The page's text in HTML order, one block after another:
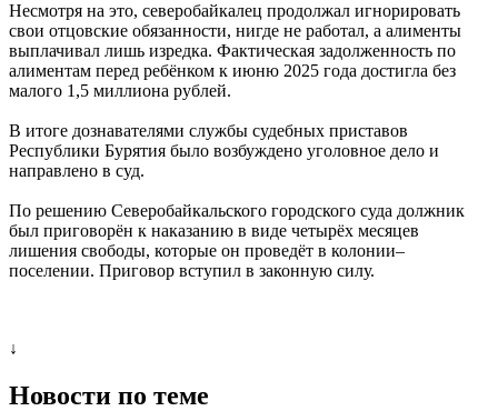
Несмотря на это, северобайкалец продолжал игнорировать
свои отцовские обязанности, нигде не работал, а алименты
выплачивал лишь изредка. Фактическая задолженность по
алиментам перед ребёнком к июню 2025 года достигла без
малого 1,5 миллиона рублей.
В итоге дознавателями службы судебных приставов
Республики Бурятия было возбуждено уголовное дело и
направлено в суд.
По решению Северобайкальского городского суда должник
был приговорён к наказанию в виде четырёх месяцев
лишения свободы, которые он проведёт в колонии–
поселении. Приговор вступил в законную силу.
↓
Новости по теме